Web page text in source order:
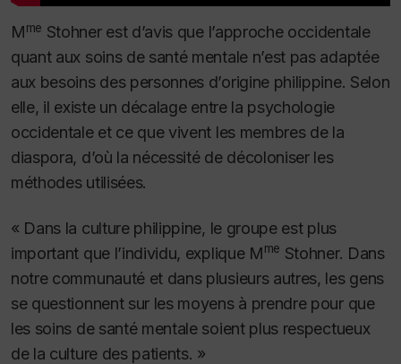
Mme Stohner est d’avis que l’approche occidentale
quant aux soins de santé mentale n’est pas adaptée
aux besoins des personnes d’origine philippine. Selon
elle, il existe un décalage entre la psychologie
occidentale et ce que vivent les membres de la
diaspora, d’où la nécessité de décoloniser les
méthodes utilisées.
« Dans la culture philippine, le groupe est plus
important que l’individu, explique Mme Stohner. Dans
notre communauté et dans plusieurs autres, les gens
se questionnent sur les moyens à prendre pour que
les soins de santé mentale soient plus respectueux
de la culture des patients. »